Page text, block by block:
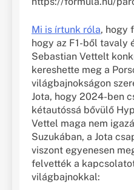
Mi is írtunk róla, hogy
hogy az F1-ből tavaly
Sebastian Vettelt
kereshette meg a
világbajnokságon
Jota, hogy 2024-ben
kétautóssá bővülő
Vettel maga nem
Suzukában, a Jota
viszont egyenesen
felvették a
világbajnokkal: